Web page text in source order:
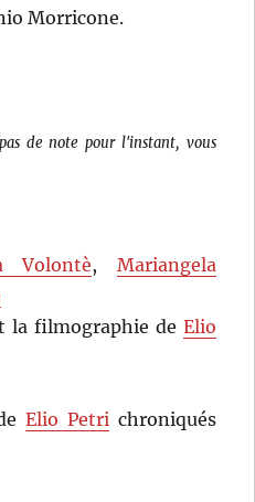
Morricone.
pas de note pour l'instant, vous
Volontè, Mariangela
la filmographie de Elio
Elio Petri chroniqués